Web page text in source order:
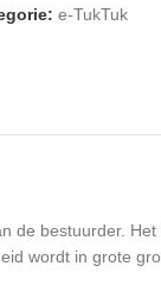
e-TukTuk
bestuurder.
wordt in grote